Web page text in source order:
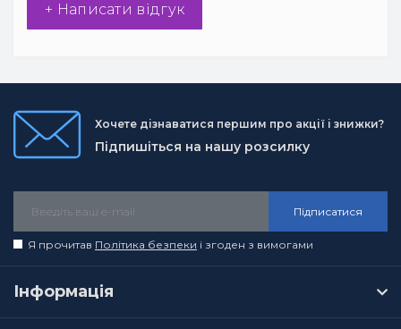
+ Написати відгук
Хочете дізнаватися першим про акції і знижки?
Підпишіться на нашу розсилку
Підписатися
Я прочитав Політика безпеки і згоден з вимогами
Інформація